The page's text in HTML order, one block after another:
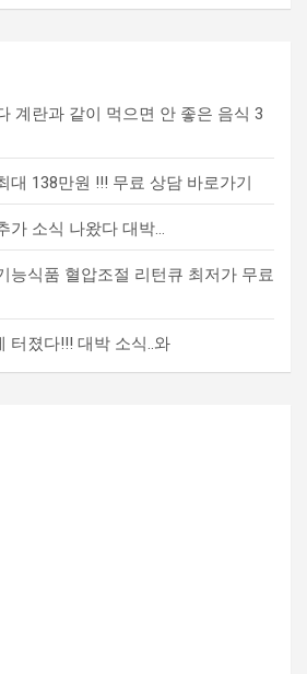
계란과 같이 먹으면 안 좋은 음식 3
대 138만원 !!! 무료 상담 바로가기
가 소식 나왔다 대박…
능식품 혈압조절 리턴큐 최저가 무료
터졌다!!! 대박 소식..와